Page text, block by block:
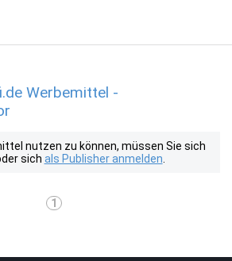
Werbemittel -
nutzen zu können, müssen Sie sich
sich als Publisher anmelden
1